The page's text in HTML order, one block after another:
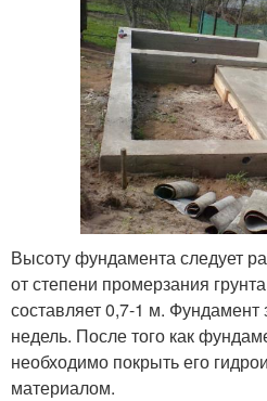
Высоту фундамента следует
от степени промерзания
составляет 0,7-1 м. Фундамент
недель. После того как
необходимо покрыть его
материалом.